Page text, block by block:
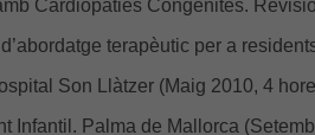
Cardiopaties Congènites.
terapèutic per a
Son Llàtzer (Maig 2010, 4
Infantil. Palma de Mallorca